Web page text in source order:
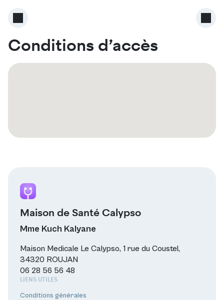
Conditions d’accès
Maison de Santé Calypso
Mme Kuch Kalyane
Maison Medicale Le Calypso, 1 rue du Coustel,
34320 ROUJAN
06 28 56 56 48
LIENS UTILES
Conditions générales